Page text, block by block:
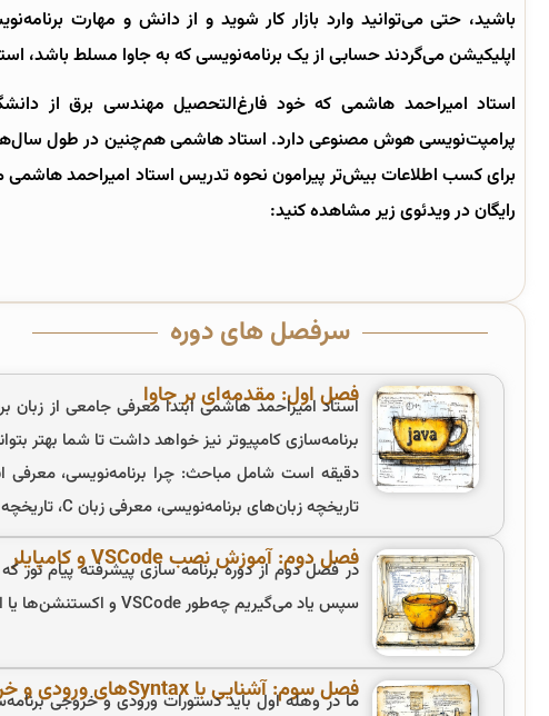
باشید، حتی می‌توانید وارد بازار کار شوید و از دانش و مهارت
اپلیکیشن می‌گردند حسابی از یک برنامه‌نویسی که به جاوا مسلط باشد،
پرامپت‌نویسی هوش مصنوعی دارد. استاد هاشمی هم‌چنین در طول
برای کسب اطلاعات بیش‌تر پیرامون نحوه تدریس استاد امیراحمد هاشمی
رایگان در ویدئوی زیر مشاهده کنید:
سرفصل های دوره
فصل اول: مقدمه‌ای بر جاوا
استاد امیراحمد هاشمی ابتدا معرفی جامعی از زبان
تاریخچه زبان‌های برنامه‌نویسی، معرفی زبان C، تاریخچه جاوا، چرا جاوا، زبان مفسری و JAVA Runtime Enviroment می‌شود.
فصل دوم: آموزش نصب VSCode و کامپایلر
سپس یاد می‌گیریم چه‌طور VSCode و اکستنشن‌ها یا افزونه‌های آن را بر روی سیستم خود نصب کنیم.
فصل سوم: آشنایی با Syntax‌های ورودی و خروجی
ما در وهله اول باید دستورات ورودی و خروجی